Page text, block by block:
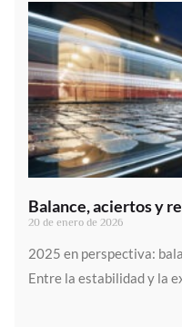
Balance, aciertos y
20 de enero de 2026
2025 en perspectiva:
Entre la estabilidad y la